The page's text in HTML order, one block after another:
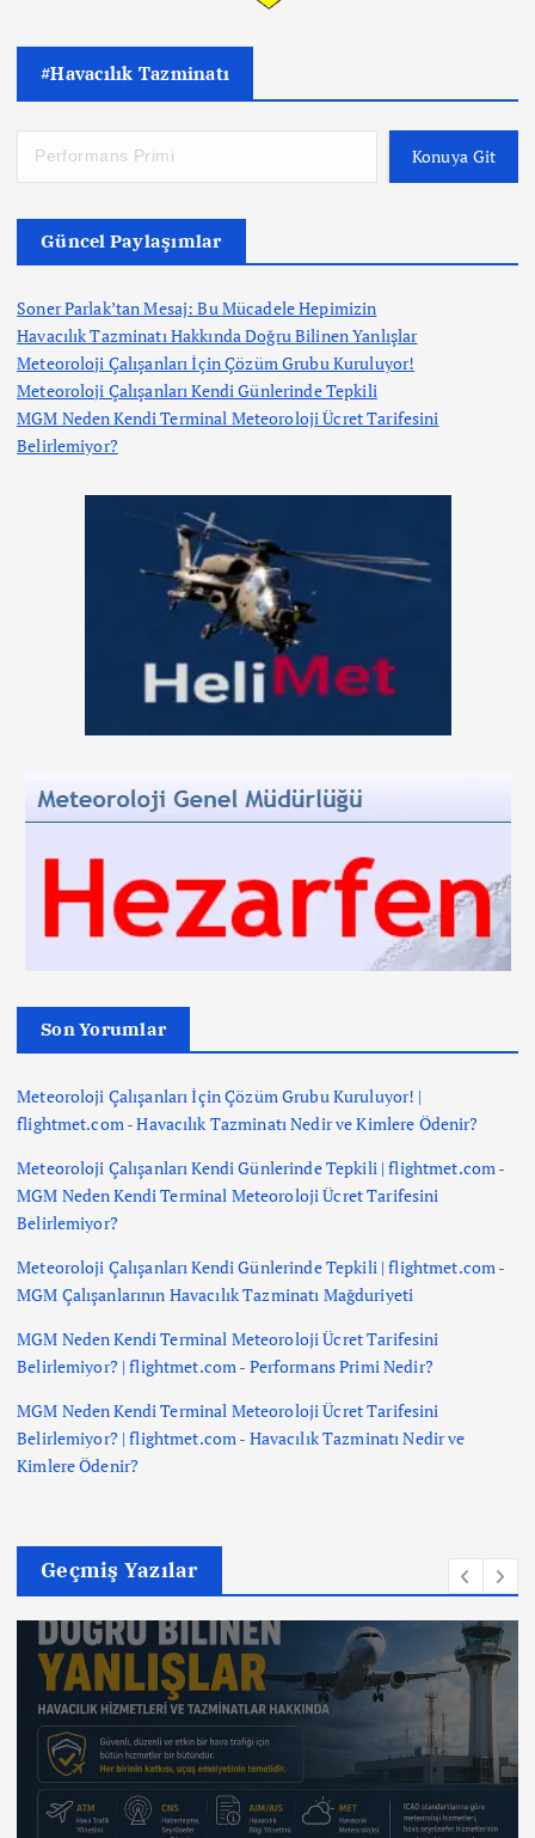
#Havacılık Tazminatı
Konuya Git
Güncel Paylaşımlar
Soner Parlak’tan Mesaj: Bu Mücadele Hepimizin
Havacılık Tazminatı Hakkında Doğru Bilinen Yanlışlar
Meteoroloji Çalışanları İçin Çözüm Grubu Kuruluyor!
Meteoroloji Çalışanları Kendi Günlerinde Tepkili
MGM Neden Kendi Terminal Meteoroloji Ücret Tarifesini
Belirlemiyor?
Son Yorumlar
Meteoroloji Çalışanları İçin Çözüm Grubu Kuruluyor! |
flightmet.com -Havacılık Tazminatı Nedir ve Kimlere Ödenir?
Meteoroloji Çalışanları Kendi Günlerinde Tepkili | flightmet.com -
MGM Neden Kendi Terminal Meteoroloji Ücret Tarifesini
Belirlemiyor?
Meteoroloji Çalışanları Kendi Günlerinde Tepkili | flightmet.com-
MGM Çalışanlarının Havacılık Tazminatı Mağduriyeti
MGM Neden Kendi Terminal Meteoroloji Ücret Tarifesini
Belirlemiyor? | flightmet.com- Performans Primi Nedir?
MGM Neden Kendi Terminal Meteoroloji Ücret Tarifesini
Belirlemiyor? | flightmet.com- Havacılık Tazminatı Nedir ve
Kimlere Ödenir?
Geçmiş Yazılar